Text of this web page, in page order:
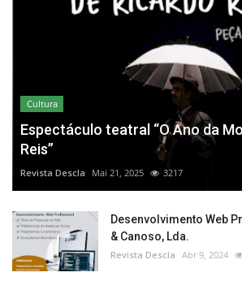
Cultura
Espectáculo teatral “O Ano da
Reis”
Revista Descla Mai 21, 2025 3217
Desenvolvimento Web
& Canoso, Lda.
Revista Descla Abr 9, 2024